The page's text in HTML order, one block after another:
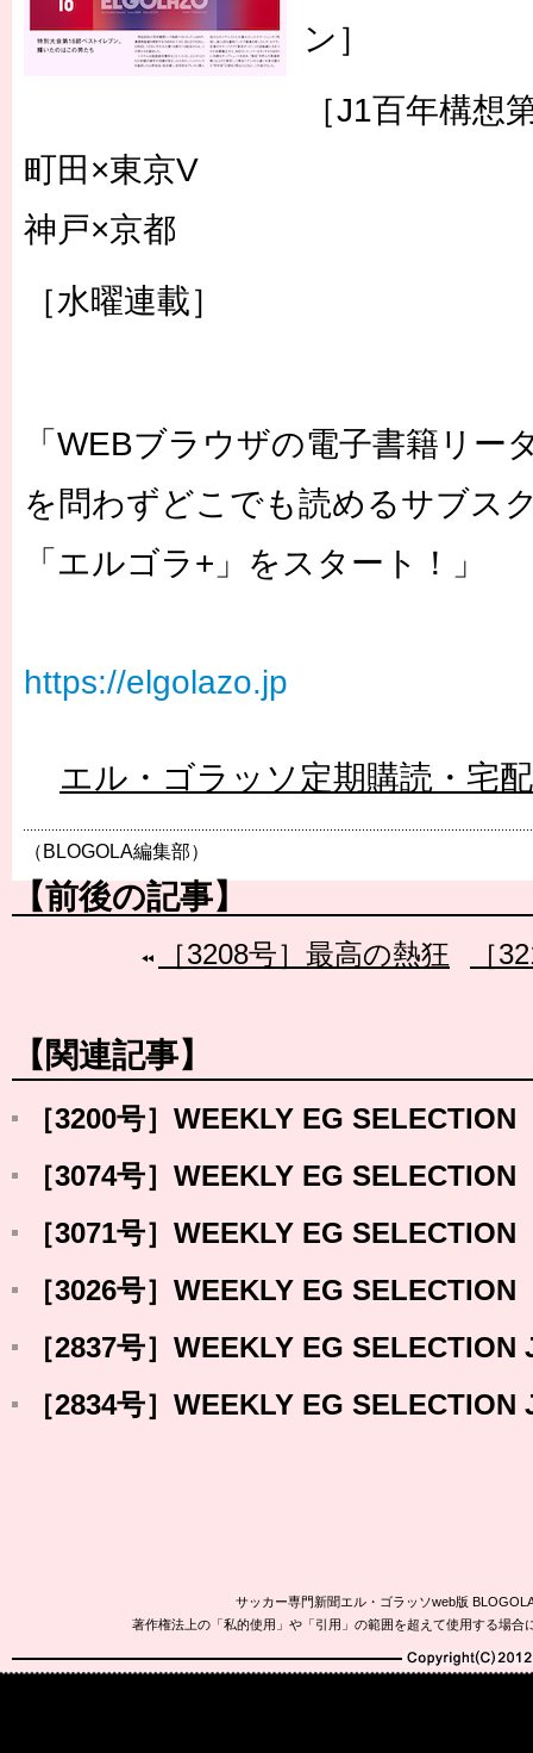
ン］
［J1百年構想
町田×東京V
神戸×京都
［水曜連載］
「WEBブラウザの電子書籍リー
を問わずどこでも読めるサブス
「エルゴラ+」をスタート！」
https://elgolazo.jp
エル・ゴラッソ定期購読・宅
（BLOGOLA編集部）
【前後の記事】
［3208号］最高の熱狂 ［
【関連記事】
［3200号］WEEKLY EG SELECTION
［3074号］WEEKLY EG SELECTION
［3071号］WEEKLY EG SELECTION
［3026号］WEEKLY EG SELECTION
［2837号］WEEKLY EG
［2834号］WEEKLY EG
サッカー専門新聞エル・ゴラッソweb版
著作権法上の「私的使用」や「引用」の範囲を超えて使用する場
Copyright(C)2010-